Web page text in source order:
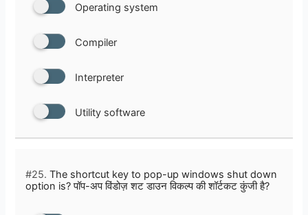
Operating system
Compiler
Interpreter
Utility software
#25. The shortcut key to pop-up windows shut down
option is? पॉप-अप विंडोज़ शट डाउन विकल्प की शॉर्टकट कुंजी है?